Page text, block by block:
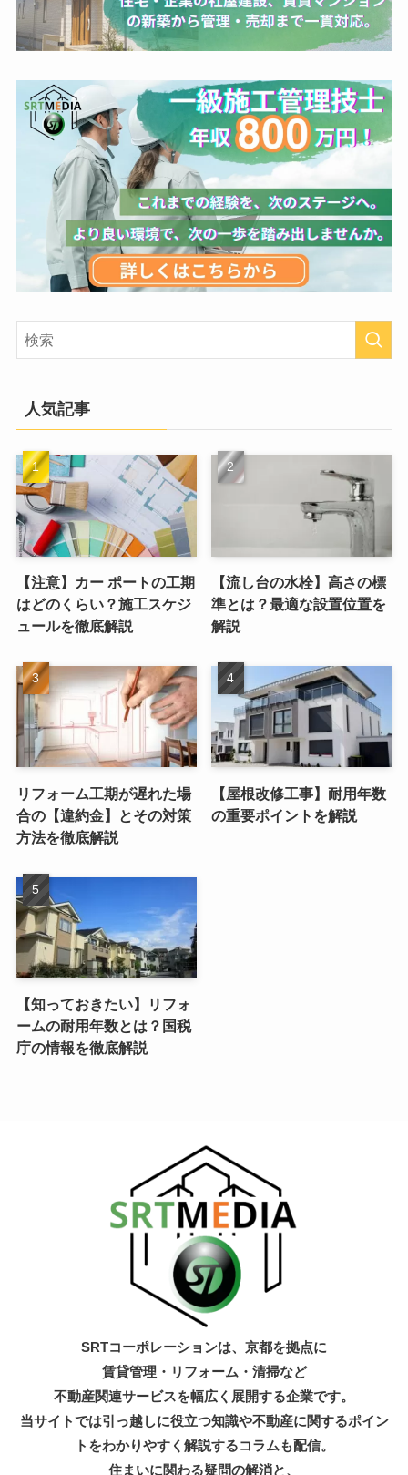
人気記事
【注意】カー ポートの工期
はどのくらい？施工スケジ
ュールを徹底解説
【流し台の水栓】高さの標
準とは？最適な設置位置を
解説
リフォーム工期が遅れた場
合の【違約金】とその対策
方法を徹底解説
【屋根改修工事】耐用年数
の重要ポイントを解説
【知っておきたい】リフォ
ームの耐用年数とは？国税
庁の情報を徹底解説
SRTコーポレーションは、京都を拠点に
賃貸管理・リフォーム・清掃など
不動産関連サービスを幅広く展開する企業です。
当サイトでは引っ越しに役立つ知識や不動産に関するポイン
トをわかりやすく解説するコラムも配信。
住まいに関わる疑問の解消と、